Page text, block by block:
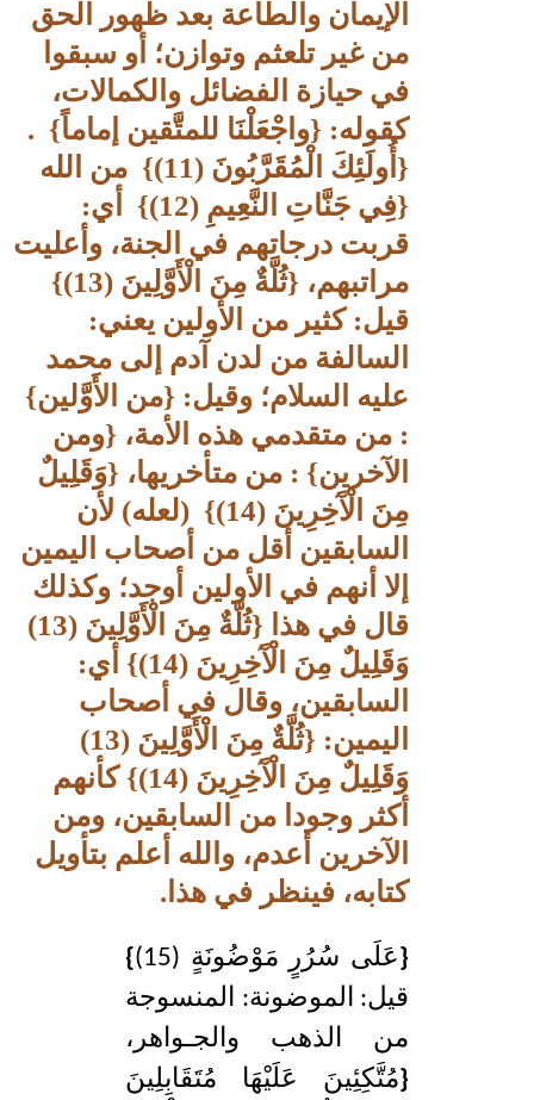
الإيمان والطاعة بعد ظهور الحق
من غير تلعثم وتوازن؛ أو سبقوا
في حيازة الفضائل والكمالات،
كقوله: {واجْعَلْنَا للمتَّقين إماماً}
.
{ أُولَئِكَ الْمُقَرَّبُونَ (11) } من الله
{فِي جَنَّاتِ النَّعِيمِ (12) } أي:
قربت درجاتهم في الجنة، وأعليت
مراتبهم، {ثُلَّةٌ مِنَ الْأَوَّلِينَ (13)
}
قيل: كثير من الأولين يعني:
السالفة من لدن آدم إلى محمد
عليه السلام؛ وقيل: {من الأَوَّلين}
: من متقدمي هذه الأمة، {ومن
الآخرين} : من متأخريها، {وَقَلِيلٌ
مِنَ الْآَخِرِينَ (14)
} (لعله) لأن
السابقين أقل من أصحاب اليمين
إلا أنهم في الأولين أوجد؛ وكذلك
قال في هذا {
ثُلَّةٌ مِنَ الْأَوَّلِينَ (13)
وَقَلِيلٌ مِنَ الْآَخِرِينَ (14)
} أي:
السابقين، وقال في أصحاب
اليمين: {
ثُلَّةٌ مِنَ الْأَوَّلِينَ (13)
وَقَلِيلٌ مِنَ الْآَخِرِينَ (14)
}كأنهم
أكثر وجودا من السابقين، ومن
الآخرين أعدم، والله أعلم بتأويل
كتابه، فينظر في هذا.
{عَلَى سُرُرٍ مَوْضُونَةٍ (15)
}
قيل: الموضونة: المنسوجة
من الذهب والجـواهر،
{مُتَّكِئِينَ عَلَيْهَا مُتَقَابِلِينَ